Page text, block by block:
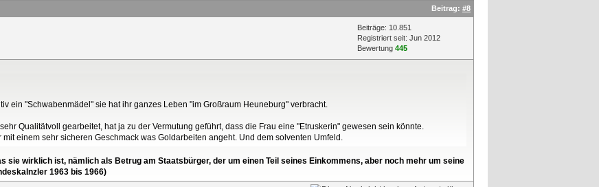
Beitrag: #8
Beiträge: 10.851
Registriert seit: Jun 2012
Bewertung 445
ein "Schwabenmädel" sie hat ihr ganzes Leben "im Großraum Heuneburg" verbracht.
Qualitätvoll gearbeitet, hat ja zu der Vermutung geführt, dass die Frau eine "Etruskerin" gewesen sein könnte.
einem sehr sicheren Geschmack was Goldarbeiten angeht. Und dem solventen Umfeld.
sie wirklich ist, nämlich als Betrug am Staatsbürger, der um einen Teil seines Einkommens, aber noch mehr um seine
1963 bis 1966)